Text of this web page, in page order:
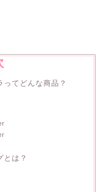
ってどんな商品？
とは？